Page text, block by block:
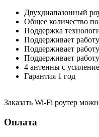
Двухдиапазонный
Общее количество
Поддержка
Поддерживает
Поддерживает
Поддерживает
4 антенны с
Гарантия 1 год
Заказать Wi-Fi роутер
Оплата